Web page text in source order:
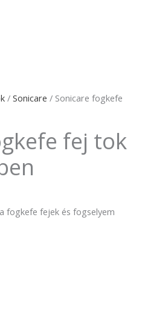
/ Sonicare / Sonicare fogkefe
fej tok
fogkefe fejek és fogselyem